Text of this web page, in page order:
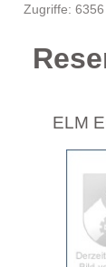
Zugriffe: 6356
ELM